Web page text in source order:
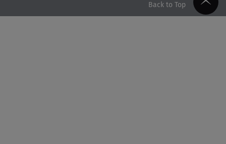
Back to Top